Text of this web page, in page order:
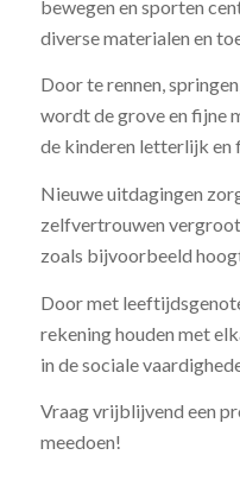
bewegen en sporten
diverse materialen en
Door te rennen,
wordt de grove en fijne
de kinderen letterlijk en
Nieuwe uitdagingen
zelfvertrouwen
zoals bijvoorbeeld
Door met
rekening houden met
in de sociale
Vraag vrijblijvend een
meedoen!